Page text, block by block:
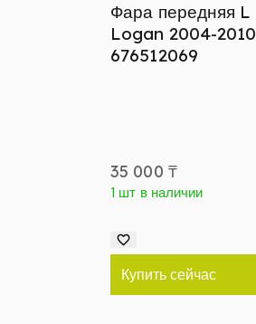
Фара передняя L
Logan 2004-2010
676512069
35 000 ₸
1 шт в наличии
Купить сейчас